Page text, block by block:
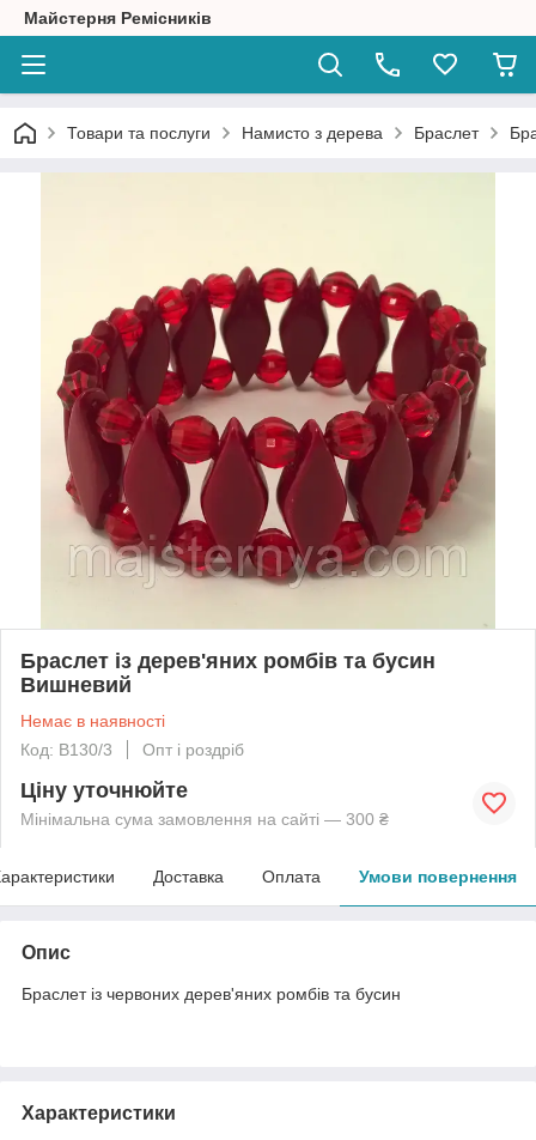
Майстерня Ремісників
Товари та послуги Намисто з дерева Браслет
Браслет із дерев'яних ромбів та бусин
Вишневий
Немає в наявності
Код: B130/3
Опт і роздріб
Ціну уточнюйте
Мінімальна сума замовлення на сайті — 300 ₴
Доставка Оплата Умови повернення
Опис
Браслет із червоних дерев'яних ромбів та бусин
Характеристики